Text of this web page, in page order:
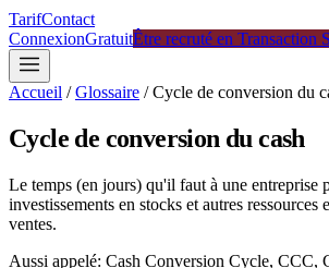
TarifContact
ConnexionGratuitÊtre recruté en Transaction
Accueil /Glossaire /Cycle de conversion du
Cycle de conversion du cash
Le temps (en jours) qu'il faut à une entreprise
investissements en stocks et autres ressources
ventes.
Aussi appelé: Cash Conversion Cycle, CCC,